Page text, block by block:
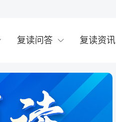
复读问答 复读资讯